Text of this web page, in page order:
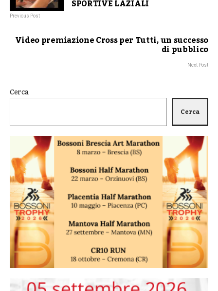
SPORTIVE LAZIALI
Previous Post
Video premiazione Cross per Tutti, un successo
di pubblico
Next Post
Cerca
Cerca